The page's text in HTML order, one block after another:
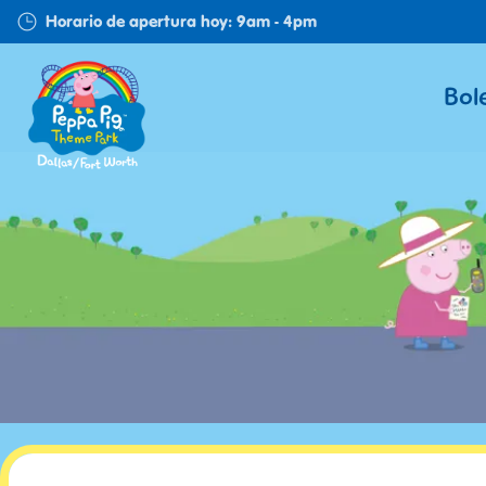
Skip
to
main
content
Horario de apertura hoy: 9am - 4pm